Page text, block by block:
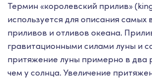
Термин «королевский прилив»
используется для описания самых
приливов и отливов океана.
гравитационными силами луны и
притяжение луны примерно в два
чем у солнца. Увеличение